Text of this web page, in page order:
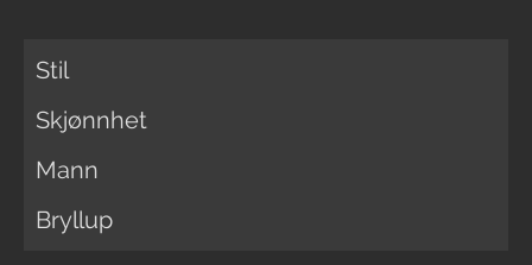
Stil
Skjønnhet
Mann
Bryllup